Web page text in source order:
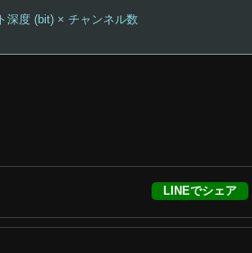
深度 (bit) × チャンネル数
LINEでシェア